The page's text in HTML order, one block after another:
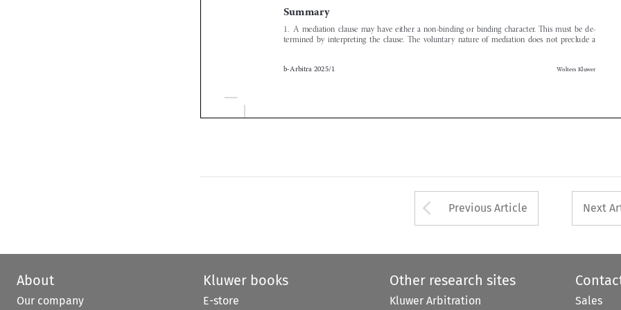
 

 
b-Arbitra 2025/1
Arrow button used
Previous Article Next
About
Our company
Kluwer books
E-store
Other research sites
Kluwer Arbitration Sales